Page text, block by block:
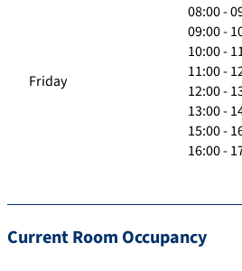
Friday
08:00 -
09:00 -
10:00 -
11:00 -
12:00 -
13:00 -
15:00 -
16:00 -
Current Room Occupancy